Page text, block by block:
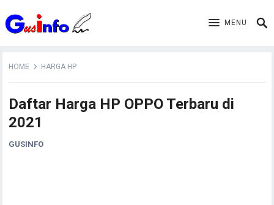
MENU
HOME HARGA HP
Daftar Harga HP OPPO Terbaru di
2021
GUSINFO